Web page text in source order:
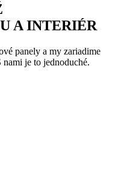
A INTERIÉR
panely a my zariadime
je to jednoduché.